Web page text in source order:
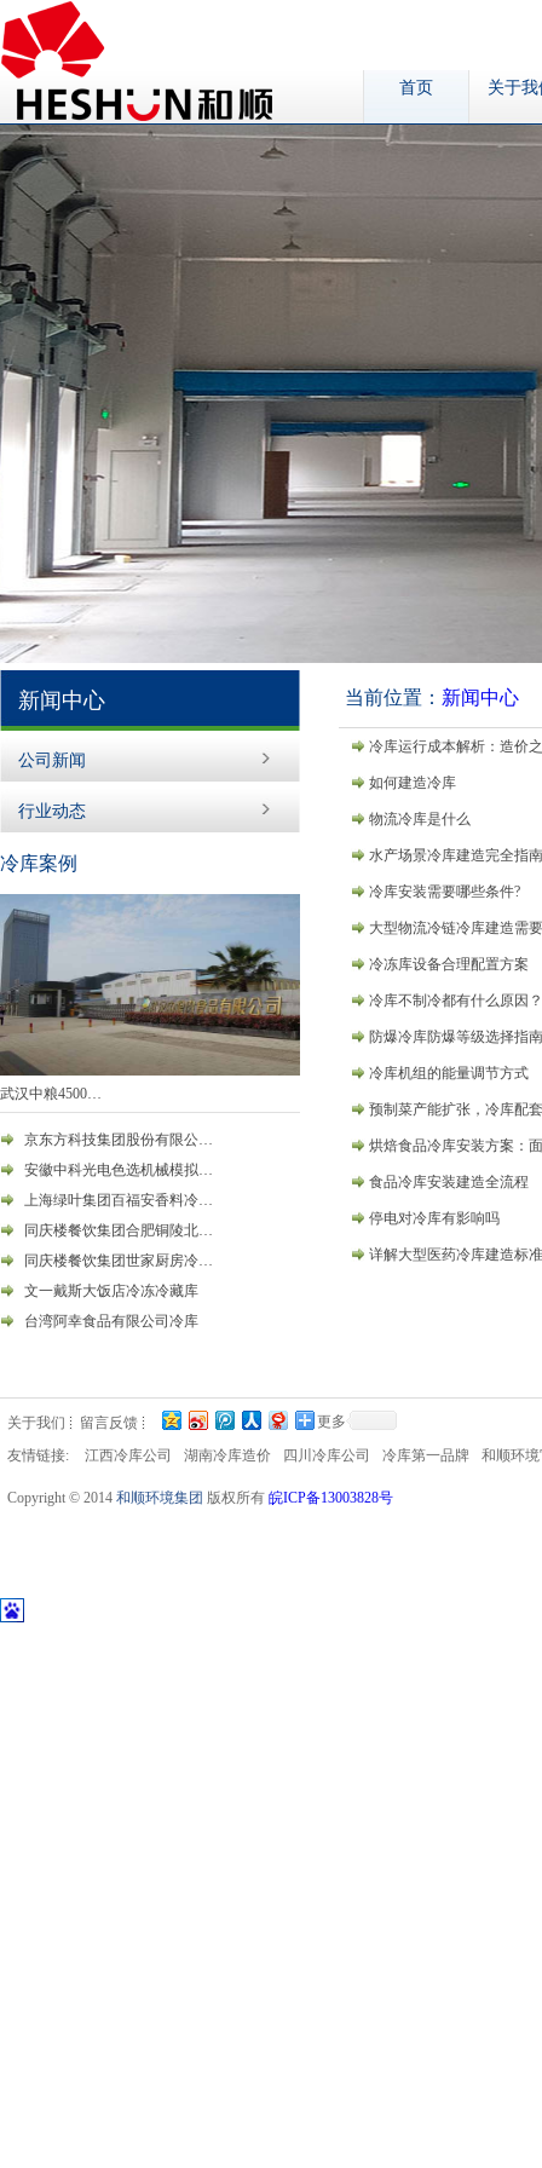
首页 关于我
新闻中心
公司新闻
行业动态
冷库案例
武汉中粮4500…
京东方科技集团股份有限公…
安徽中科光电色选机械模拟…
上海绿叶集团百福安香料冷…
同庆楼餐饮集团合肥铜陵北…
同庆楼餐饮集团世家厨房冷…
文一戴斯大饭店冷冻冷藏库
台湾阿幸食品有限公司冷库
当前位置： 新闻中心
冷库运行成本解析：造价
如何建造冷库
物流冷库是什么
水产场景冷库建造完全指南
冷库安装需要哪些条件?
大型物流冷链冷库建造需
冷冻库设备合理配置方案
冷库不制冷都有什么原因？
防爆冷库防爆等级选择
冷库机组的能量调节方式
预制菜产能扩张，冷库配
烘焙食品冷库安装方案：
食品冷库安装建造全流程
停电对冷库有影响吗
详解大型医药冷库建造标
关于我们 留言反馈
更多
友情链接:
江西冷库公司 湖南冷库造价 四川冷库公司 冷库第一品牌 和顺环
Copyright © 2014 和顺环境集团 版权所有 皖ICP备13003828号